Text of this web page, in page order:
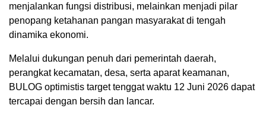
menjalankan fungsi distribusi, melainkan menjadi pilar
penopang ketahanan pangan masyarakat di tengah
dinamika ekonomi.
Melalui dukungan penuh dari pemerintah daerah,
perangkat kecamatan, desa, serta aparat keamanan,
BULOG optimistis target tenggat waktu 12 Juni 2026 dapat
tercapai dengan bersih dan lancar.